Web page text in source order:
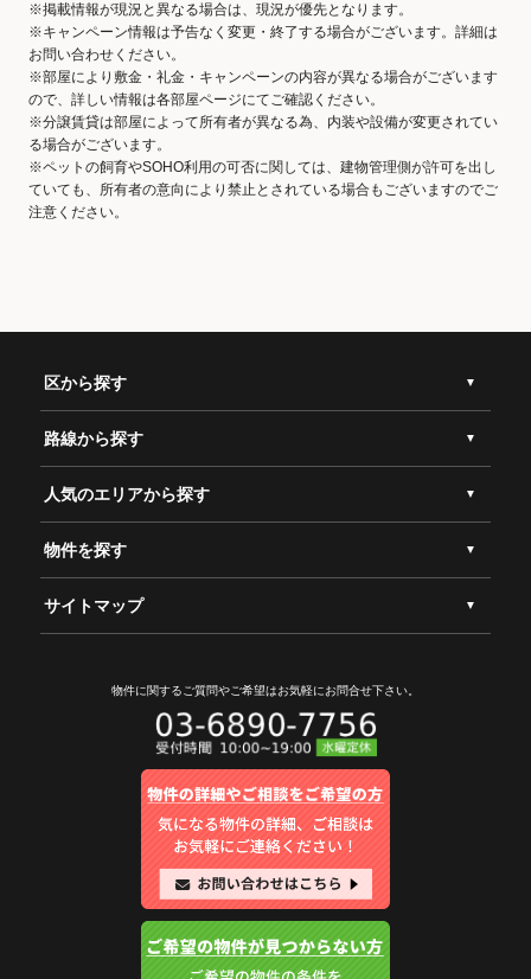
※掲載情報が現況と異なる場合は、現況が優先となります。
※キャンペーン情報は予告なく変更・終了する場合がございます。詳細は
お問い合わせください。
※部屋により敷金・礼金・キャンペーンの内容が異なる場合がございます
ので、詳しい情報は各部屋ページにてご確認ください。
※分譲賃貸は部屋によって所有者が異なる為、内装や設備が変更されてい
る場合がございます。
※ペットの飼育やSOHO利用の可否に関しては、建物管理側が許可を出し
ていても、所有者の意向により禁止とされている場合もございますのでご
注意ください。
区から探す
路線から探す
人気のエリアから探す
物件を探す
サイトマップ
物件に関するご質問やご希望はお気軽にお問合せ下さい。